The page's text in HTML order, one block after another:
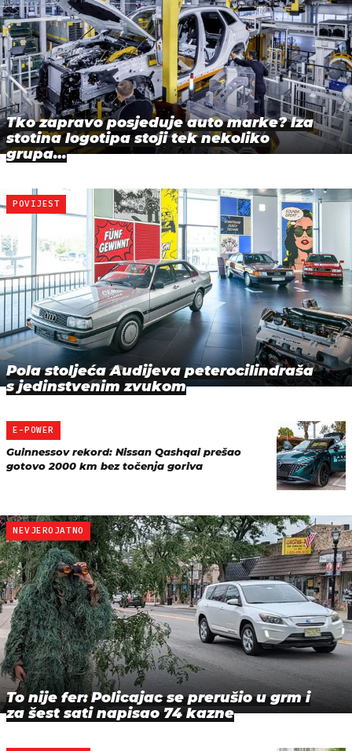
Tko zapravo posjeduje auto marke? Iza
stotina logotipa stoji tek nekoliko
grupa…
POVIJEST
Pola stoljeća Audijeva peterocilindraša
s jedinstvenim zvukom
E-POWER
Guinnessov rekord: Nissan Qashqai prešao
gotovo 2000 km bez točenja goriva
NEVJEROJATNO
To nije fer: Policajac se prerušio u grm i
za šest sati napisao 74 kazne